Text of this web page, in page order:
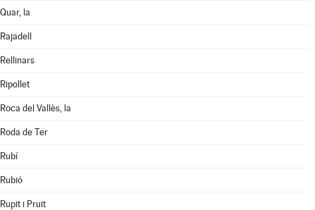
Quar, la
Rajadell
Rellinars
Ripollet
Roca del Vallès, la
Roda de Ter
Rubí
Rubió
Rupit i Pruit